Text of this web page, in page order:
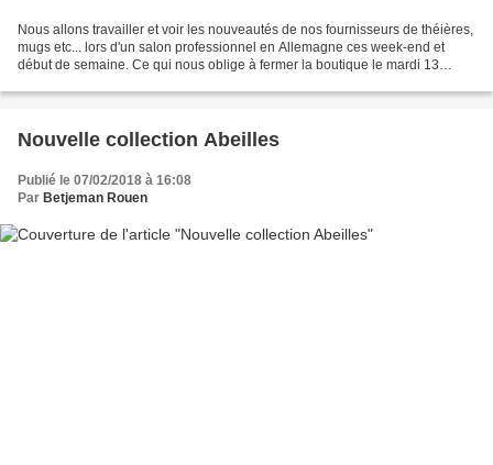
Nous allons travailler et voir les nouveautés de nos fournisseurs de théières,
mugs etc... lors d'un salon professionnel en Allemagne ces week-end et
début de semaine. Ce qui nous oblige à fermer la boutique le mardi 13
Nouvelle collection Abeilles
Publié le 07/02/2018 à 16:08
Par Betjeman Rouen